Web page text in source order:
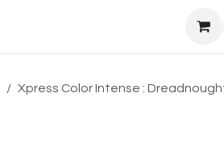
Xpress Color Intense :